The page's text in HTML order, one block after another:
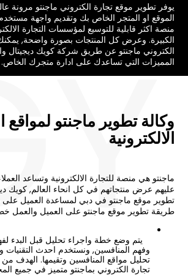
يوفر تطوير موقع تجارة الكتروني ماجنتو مرونة
الموقع او المتجر الخاص بك وتقديم واجهة
منصة اكثر قابلية للتوسيع لمؤسسات التجارة
الكبيرة. وعرض كل المنتجات بصورة واضحة,
الكتروني ماجنتو عن طريق شركة كويك ديجيتال
المميزات التي تساعدك على ادارة متجرك الخاص.
وكالة تطوير ماجنتو لمواقع
الالكترونية
ماجنتو هي منصة للتجارة الالكترونية وتساعد
عليهم عرض منتجاتهم في كل انحاء العالم, كويك
تطوير موقع ماجنتو في دبي لمساعدة العميل
طريقة تطوير موقع ماجنتو على العميل والعمل
يتم وضع خطة واجراء تحليل قبل البدء
وفهم المنافسين, ونستخدم احدث التقنيات
تحليل مواقع المنافسين وتقيمها. الهدف
تجارة الكتروني بماجنتو متميز في جميع